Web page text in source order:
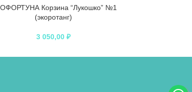
Корзина “Лукошко” №1
(экоротанг)
3 050,00₽